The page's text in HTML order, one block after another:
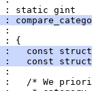
: static gint
:
: {
:   const
:   const
:
/* We